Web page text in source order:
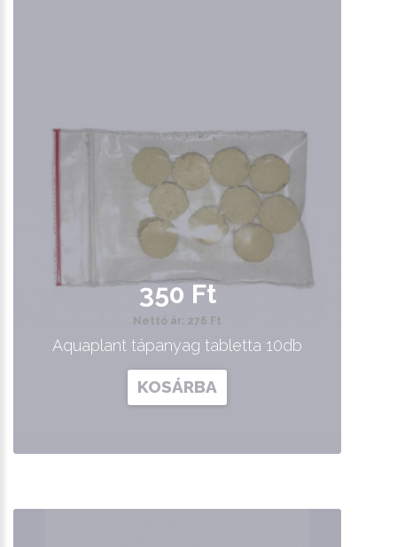
350 Ft
Nettó ár: 276 Ft
Aquaplant tápanyag tabletta 10db
KOSÁRBA